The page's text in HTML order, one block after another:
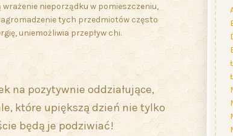
nieporządku w pomieszczeniu,
tych przedmiotów często
uniemożliwia przepływ chi.
na pozytywnie oddziałujące,
które upiększą dzień nie tylko
będą je podziwiać!